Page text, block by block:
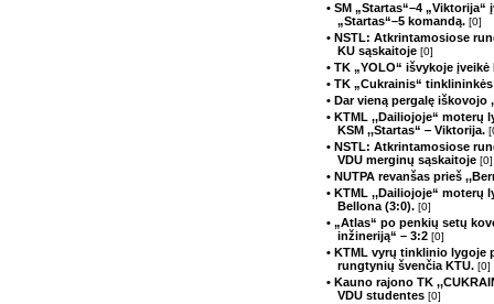
• SM „Startas“–4 „Viktorija“
„Startas“–5 komandą. [0]
• NSTL: Atkrintamosiose
KU sąskaitoje [0]
• TK „YOLO“ išvykoje
• TK „Cukrainis“
• Dar vieną pergalę
• KTML ,,Dailiojoje“ moterų
KSM ,,Startas“ ‒ Viktorija.
• NSTL: Atkrintamosiose
VDU merginų sąskaitoje [0]
• NUTPA revanšas prieš
• KTML ,,Dailiojoje“ moterų
Bellona (3:0). [0]
• „Atlas“ po penkių setų
inžineriją“ – 3:2 [0]
• KTML vyrų tinklinio lygoje
rungtynių švenčia KTU. [0]
• Kauno rajono TK
VDU studentes [0]